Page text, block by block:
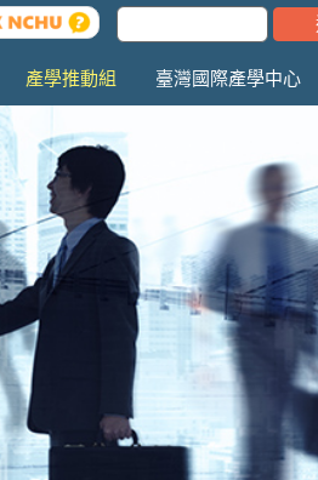
產學推動組 臺灣國際產學中心